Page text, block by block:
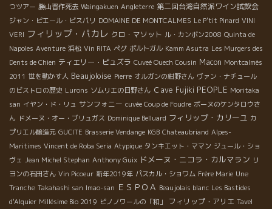
つツアー 勝山晋作死去 Waingakuen Angleterre 第二回台湾自然派ワイン試飲会
ジャン・ピエール・ビスパリ DOMAINE DE MONTCALMES Le P'tit Pinard VINI
VERI フィリップ・パカレ クロ・マソット ル・カンボン2008 Quinta de
Napoles Aventure 浜松 Vin RITA ペグ ポルトガル Kamm Asutra Les Murgers des
Dents de Chien ティエリー・ピュズラ Cuveé Ouech Cousin Macon Montcalmès
2011 世を動かす人 Beaujoloise Pierre オルガンの紺野さん ヴァン・ナチュール
のビストロの歴史 Lurons ソムリエの日野さん Ｃave Fujiki PEOPLE Moritaka
san イヤン・ド・リュ サンフォニー cuvée Coup de Foudre ボーヌのケンタロウさ
ん ドメーヌ・オー・ブリュガス Dominique Belluard フィリップ・カリーユ カ
プリエル醸造元 GUCITE Brasserie Vendange KGB Chateaubriand Alpes-
Maritimes Vincent de Roba Seria Atypique タンキエット・ママン ジュール・ショ
ヴェ Jean Michel Stephan Anthony Guix ドメーヌ・ニコラ・カルマラン リ
ヨンの石田さん Vin Picoeur 新年2019年 パスカル・ショワム Frère Marie Une
Tranche Takahashi san Imao-san ＥＳＰＯＡ Beaujolais blanc Les Bastides
d'Alquier Millésime Bio 2019 ピノノワールの「和」 フィリップ・アリエ Tavel